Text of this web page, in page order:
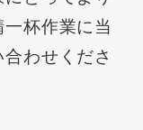
杯作業に当
わせくださ